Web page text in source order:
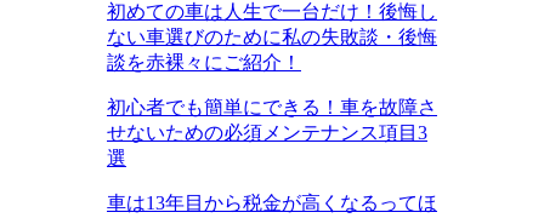
初めての車は人生で一台だけ！後悔し
ない車選びのために私の失敗談・後悔
談を赤裸々にご紹介！
初心者でも簡単にできる！車を故障さ
せないための必須メンテナンス項目3
選
車は13年目から税金が高くなるってほ